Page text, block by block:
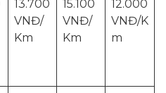
13.700
VNĐ/
Km
15.100
VNĐ/
Km
12.000
VNĐ/K
m